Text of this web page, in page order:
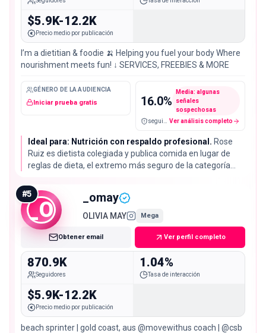
$5.9K-12.2K
Precio medio por publicación
I’m a dietitian & foodie 🍌 Helping you fuel your body Where
nourishment meets fun! ↓ SERVICES, FREEBIES & MORE
GÉNERO DE LA AUDIENCIA
Iniciar prueba gratis 16.0%
Media: algunas
señales
sospechosas
Ver análisis completo
Ideal para: Nutrición con respaldo profesional. Rose
Ruiz es dietista colegiada y publica comida en lugar de
reglas de dieta, el extremo más seguro de la categoría
3.89% y un 84% de audiencia real lo respaldan.
_O
#5 _omay
OLIVIA MAY Mega
Obtener email Ver perfil completo
870.9K
Seguidores
1.04%
Tasa de interacción
$5.9K-12.2K
Precio medio por publicación
beach sprinter | gold coast, aus @movewithus coach | @csb